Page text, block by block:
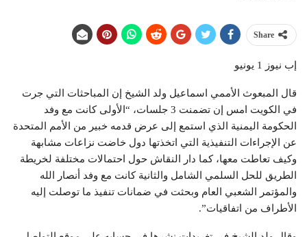
Share
إب نيوز 1 يونيو
قال المبعوث الأممي اسماعيل ولد الشيخ إن المباحثات التي جرت
في الكويت امس إن تضمنت 3 جلسات، “الأولى كانت مع وفد
الحكومة اليمنية الذي استمع إلى عرض قدمه خبير من الأمم المتحدة
عن الإجراءات التنفيذية التي اتخذتها دول خاضت نزاعات مشابهة
وكيف تعاطت معها، كما دار النقاش حول احتمالات مختلفة لخريطة
الطريق للحل السلمي الشامل والثانية كانت مع وفد أنصار الله
والمؤتمر الشعبي العام وبحثت في ضمانات تنفيذ ما توصلت إليه
الأطراف من اتفاقيات”.